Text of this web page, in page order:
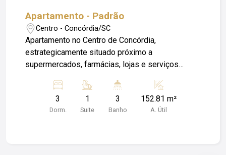
Apartamento - Padrão
Centro - Concórdia/SC
Apartamento no Centro de Concórdia,
estrategicamente situado próximo a
supermercados, farmácias, lojas e serviços
no dia a dia. Características do imóvel: - 3
dormitórios espaçosos, sendo: 1 suíte com
banheiro privativo, proporcionando conforto e
3
Dorm.
1
Suite
3
Banho
152.81 m²
A. Útil